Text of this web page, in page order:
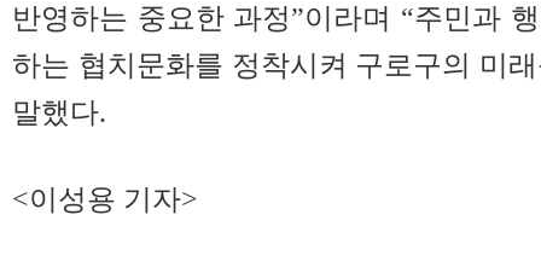
반영하는 중요한 과정”이라며 “주민과
하는 협치문화를 정착시켜 구로구의 미
말했다.
<이성용 기자>